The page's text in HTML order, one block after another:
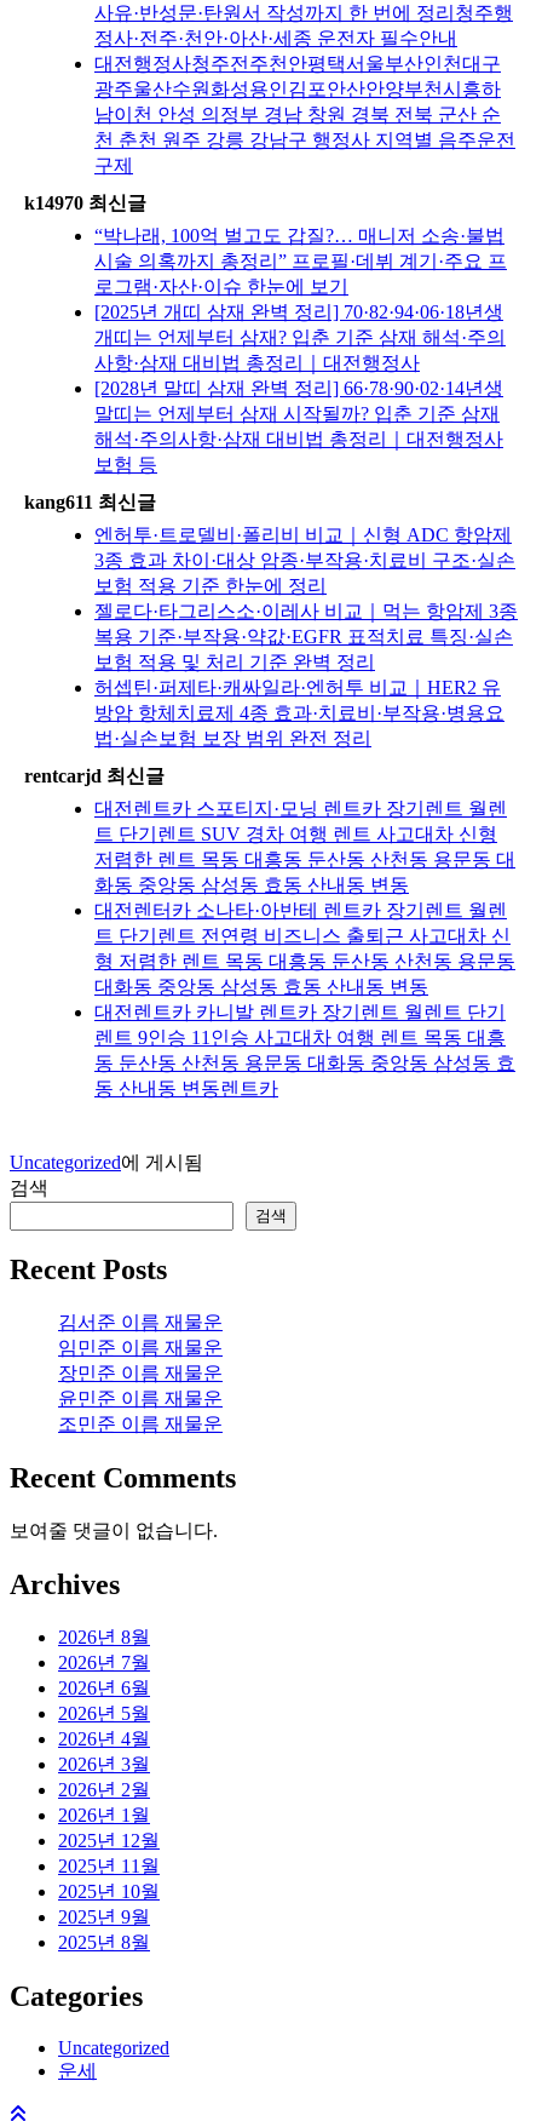
사유·반성문·탄원서 작성까지 한 번에 정리청주행
정사·전주·천안·아산·세종 운전자 필수안내
대전행정사청주전주천안평택서울부산인천대구
광주울산수원화성용인김포안산안양부천시흥하
남이천 안성 의정부 경남 창원 경북 전북 군산 순
천 춘천 원주 강릉 강남구 행정사 지역별 음주운전
구제
k14970 최신글
“박나래, 100억 벌고도 갑질?… 매니저 소송·불법
시술 의혹까지 총정리” 프로필·데뷔 계기·주요 프
로그램·자산·이슈 한눈에 보기
[2025년 개띠 삼재 완벽 정리] 70·82·94·06·18년생
개띠는 언제부터 삼재? 입춘 기준 삼재 해석·주의
사항·삼재 대비법 총정리｜대전행정사
[2028년 말띠 삼재 완벽 정리] 66·78·90·02·14년생
말띠는 언제부터 삼재 시작될까? 입춘 기준 삼재
해석·주의사항·삼재 대비법 총정리｜대전행정사
보험 등
kang611 최신글
엔허투·트로델비·폴리비 비교｜신형 ADC 항암제
3종 효과 차이·대상 암종·부작용·치료비 구조·실손
보험 적용 기준 한눈에 정리
젤로다·타그리스소·이레사 비교｜먹는 항암제 3종
복용 기준·부작용·약값·EGFR 표적치료 특징·실손
보험 적용 및 처리 기준 완벽 정리
허셉틴·퍼제타·캐싸일라·엔허투 비교｜HER2 유
방암 항체치료제 4종 효과·치료비·부작용·병용요
법·실손보험 보장 범위 완전 정리
rentcarjd 최신글
대전렌트카 스포티지·모닝 렌트카 장기렌트 월렌
트 단기렌트 SUV 경차 여행 렌트 사고대차 신형
저렴한 렌트 목동 대흥동 둔산동 산천동 용문동 대
화동 중앙동 삼성동 효동 산내동 변동
대전렌터카 소나타·아반테 렌트카 장기렌트 월렌
트 단기렌트 전연령 비즈니스 출퇴근 사고대차 신
형 저렴한 렌트 목동 대흥동 둔산동 산천동 용문동
대화동 중앙동 삼성동 효동 산내동 변동
대전렌트카 카니발 렌트카 장기렌트 월렌트 단기
렌트 9인승 11인승 사고대차 여행 렌트 목동 대흥
동 둔산동 산천동 용문동 대화동 중앙동 삼성동 효
동 산내동 변동렌트카
Uncategorized에 게시됨
검색
검색
Recent Posts
김서준 이름 재물운
임민준 이름 재물운
장민준 이름 재물운
윤민준 이름 재물운
조민준 이름 재물운
Recent Comments
보여줄 댓글이 없습니다.
Archives
2026년 8월
2026년 7월
2026년 6월
2026년 5월
2026년 4월
2026년 3월
2026년 2월
2026년 1월
2025년 12월
2025년 11월
2025년 10월
2025년 9월
2025년 8월
Categories
Uncategorized
운세